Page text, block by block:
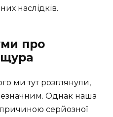
наслідків.
про
щура
ми тут розглянули,
Однак наша
серйозної